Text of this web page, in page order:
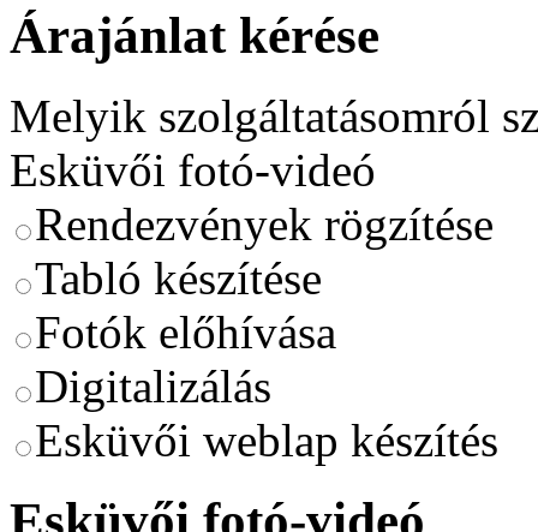
Árajánlat kérése
Melyik szolgáltatásomról
Esküvői fotó-videó
Rendezvények rögzítése
Tabló készítése
Fotók előhívása
Digitalizálás
Esküvői weblap készítés
Esküvői fotó-videó